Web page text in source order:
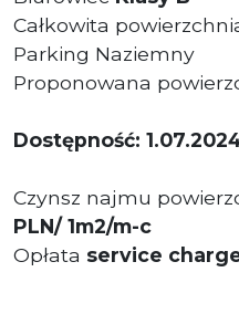
Całkowita
Parking Naziemny
Proponowana
Dostępność:
Czynsz najmu
PLN/ 1m2/m-c
Opłata service